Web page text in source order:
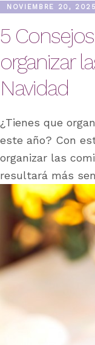
NOVIEMBRE 20, 2025
5
organizar
Navidad
¿Tienes que
este año? Con
organizar las
resultará más